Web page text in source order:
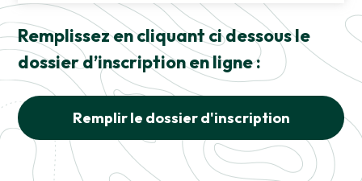
Remplissez en cliquant ci dessous le
dossier d’inscription en ligne :
Remplir le dossier d'inscription